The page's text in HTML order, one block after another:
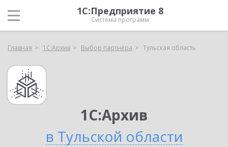
1С:Предприятие 8
Система программ
Главная 1С:Архив Выбор партнёра Тульская область
1С:Архив
в Тульской области